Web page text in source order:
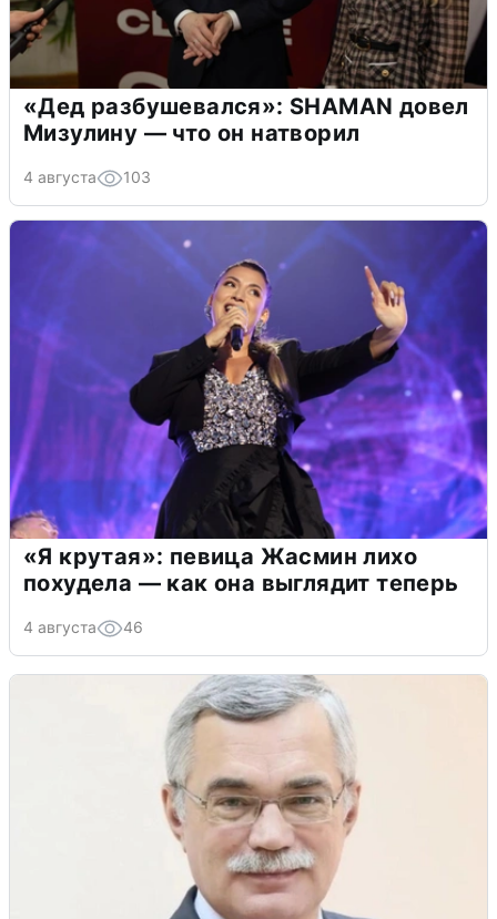
«Дед разбушевался»: SHAMAN довел
Мизулину — что он натворил
4 августа 103
«Я крутая»: певица Жасмин лихо
похудела — как она выглядит теперь
4 августа 46